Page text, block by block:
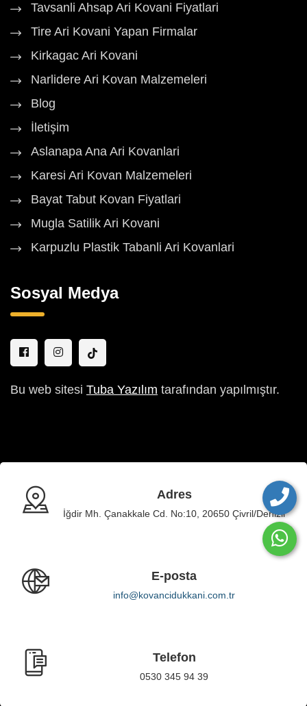
Tavsanli Ahsap Ari Kovani Fiyatlari
Tire Ari Kovani Yapan Firmalar
Kirkagac Ari Kovani
Narlidere Ari Kovan Malzemeleri
Blog
İletişim
Aslanapa Ana Ari Kovanlari
Karesi Ari Kovan Malzemeleri
Bayat Tabut Kovan Fiyatlari
Mugla Satilik Ari Kovani
Karpuzlu Plastik Tabanli Ari Kovanlari
Sosyal Medya
Bu web sitesi Tuba Yazılım tarafından yapılmıştır.
Adres
İğdir Mh. Çanakkale Cd. No:10, 20650 Çivril/Denizli
E-posta
info@kovancidukkani.com.tr
Telefon
0530 345 94 39